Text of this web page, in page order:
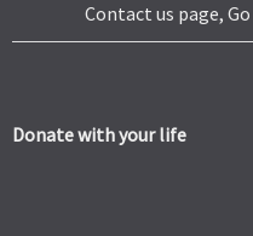
Contact us page, Go
Donate with your life